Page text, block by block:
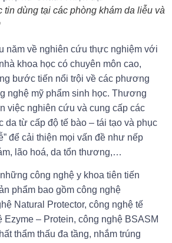
tin dùng tại các phòng khám da liễu và
năm về nghiên cứu thực nghiệm với
khoa học có chuyên môn cao,
bước tiến nổi trội về các phương
nghệ mỹ phẩm sinh học. Thương
việc nghiên cứu và cung cấp các
da từ cấp độ tế bào – tái tạo và phục
để cải thiện mọi vấn đề như nếp
lão hoá, da tổn thương,…
công nghệ y khoa tiên tiến
phẩm bao gồm công nghệ
Natural Protector, công nghệ tế
Ezyme – Protein, công nghệ BSASM
thẩm thấu đa tầng, nhắm trúng